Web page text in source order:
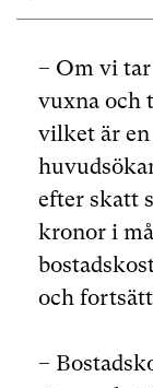
– Om vi
vuxna och
vilket är
efter skatt
kronor i
och
–